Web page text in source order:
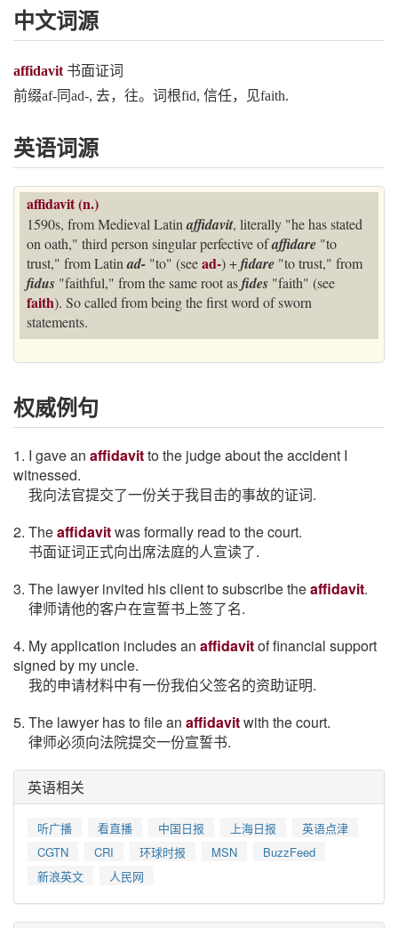
中文词源
affidavit 书面证词
前缀af-同ad-, 去，往。词根fid, 信任，见faith.
英语词源
affidavit (n.)
1590s, from Medieval Latinaffidavit, literally "he has stated
on oath," third person singular perfective ofaffidare "to
trust," from Latinad- "to" (seead-) +fidare "to trust," from
fidus "faithful," from the same root asfides "faith" (see
faith). So called from being the first word of sworn
statements.
权威例句
1. I gave an affidavitto the judge about the accident I
witnessed.
我向法官提交了一份关于我目击的事故的证词.
2. Theaffidavitwas formally read to the court.
书面证词正式向出席法庭的人宣读了.
3. The lawyer invited his client to subscribe theaffidavit.
律师请他的客户在宣誓书上签了名.
4. My application includes an affidavitof financial support
signed by my uncle.
我的申请材料中有一份我伯父签名的资助证明.
5. The lawyer has to file an affidavitwith the court.
律师必须向法院提交一份宣誓书.
英语相关
听广播 看直播 中国日报 上海日报
英语点津
CGTN
CRI 环球时报 MSN
BuzzFeed
新浪英文
人民网